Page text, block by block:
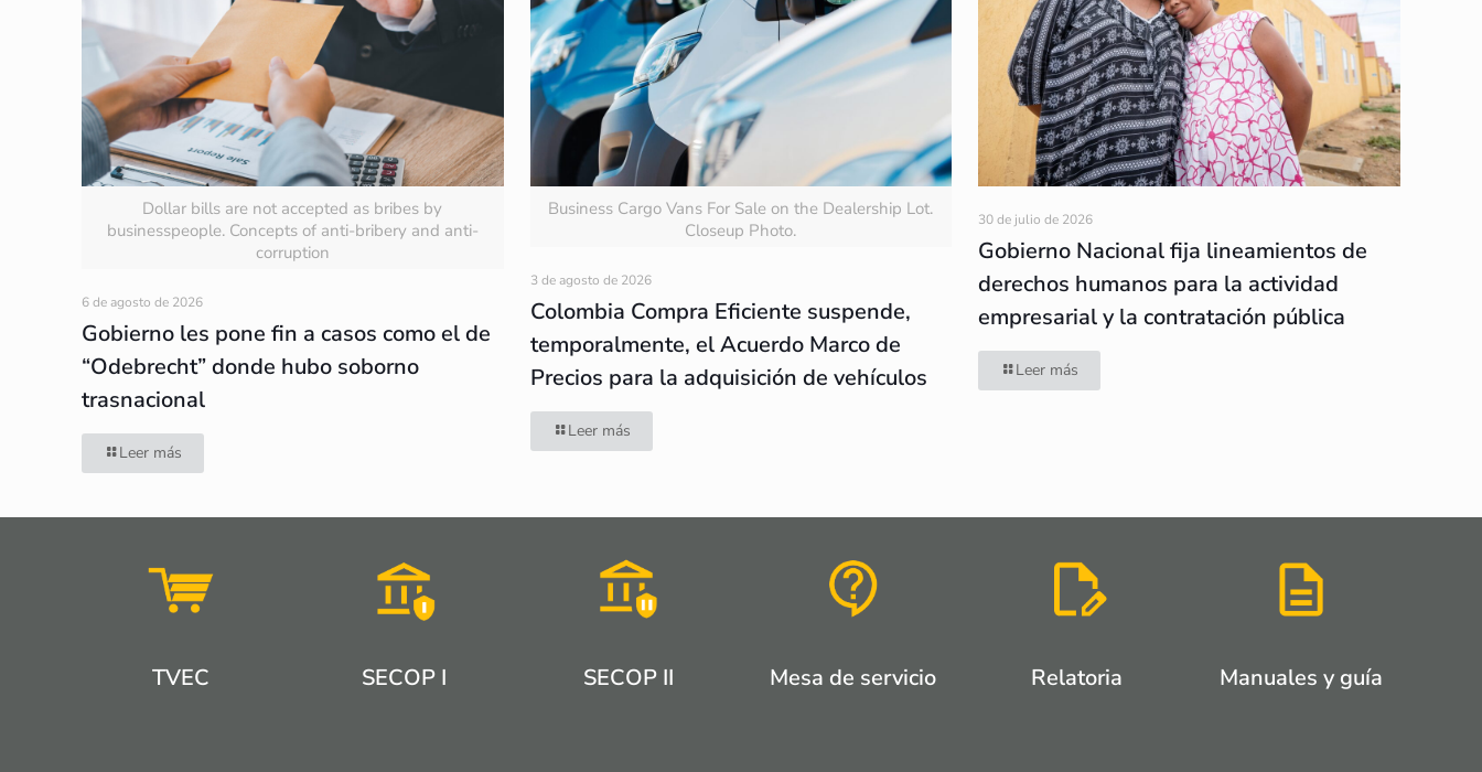
Dollar bills are not accepted as bribes by
businesspeople. Concepts of anti-bribery and anti-
corruption
6 de agosto de 2026
Gobierno les pone fin a casos como el de
“Odebrecht” donde hubo soborno
trasnacional
Leer más
Business Cargo Vans For Sale on the Dealership Lot.
Closeup Photo.
3 de agosto de 2026
Colombia Compra Eficiente suspende,
temporalmente, el Acuerdo Marco de
Precios para la adquisición de vehículos
Leer más
30 de julio de 2026
Gobierno Nacional fija lineamientos de
derechos humanos para la actividad
empresarial y la contratación pública
Leer más
TVEC SECOP I SECOP II Mesa de servicio Relatoria Manuales y guía